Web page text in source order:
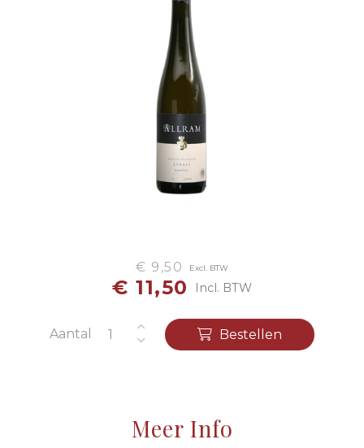
€ 9,50 Excl. BTW
€ 11,50 Incl. BTW
Aantal Bestellen
Meer Info